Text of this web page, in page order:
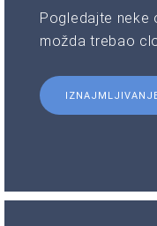
Pogledajte neke
možda trebao